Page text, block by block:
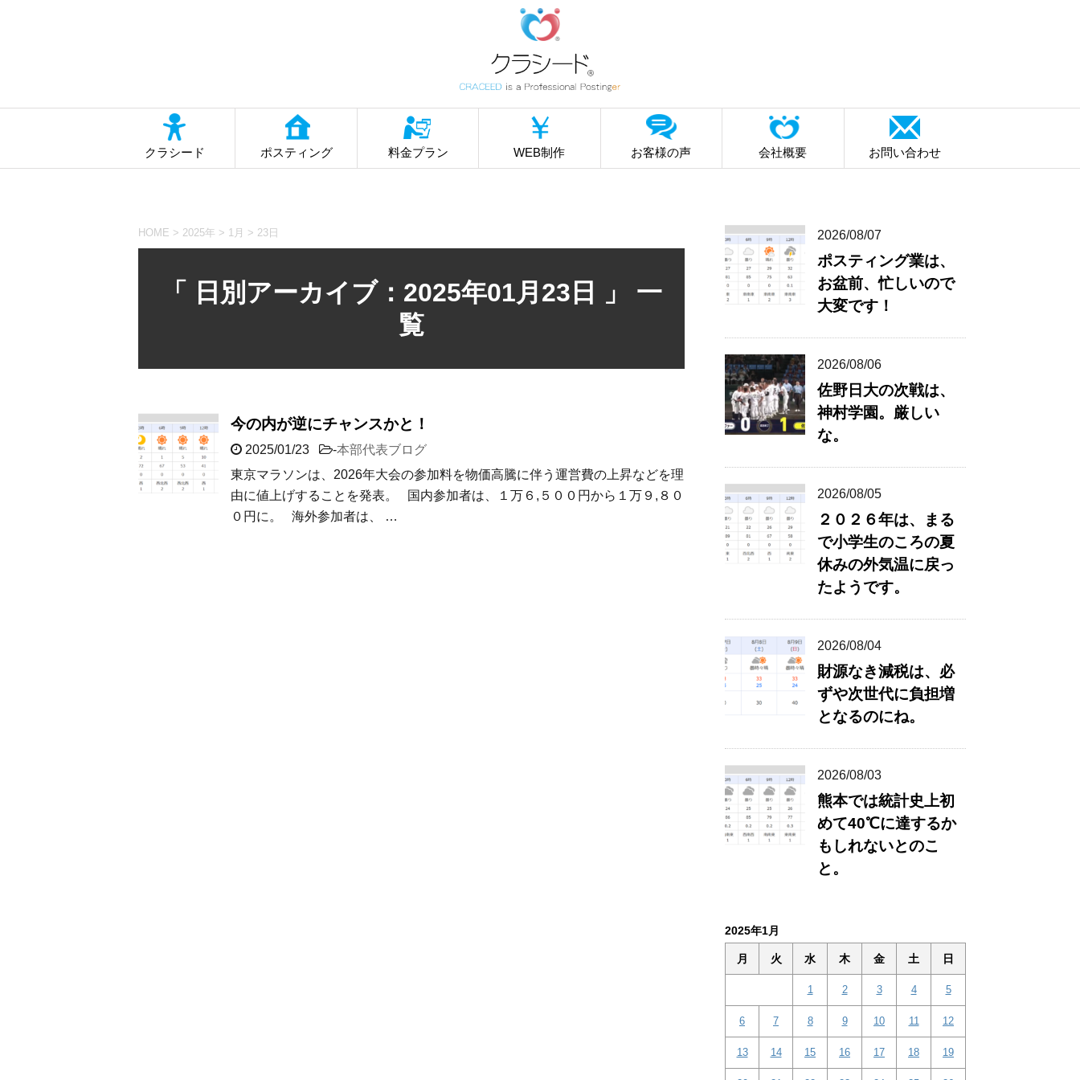
クラシード ポスティング 料金プラン WEB制作 お客様の声 会社概要 お問い合わせ
HOME > 2025年 > 1月 > 23日
「 日別アーカイブ：2025年01月23日 」 一
覧
今の内が逆にチャンスかと！
2025/01/23 -本部代表ブログ
東京マラソンは、2026年大会の参加料を物価高騰に伴う運営費の上昇などを理
由に値上げすることを発表。 国内参加者は、１万６,５００円から１万９,８０
０円に。 海外参加者は、 …
2026/08/07
ポスティング業は、
お盆前、忙しいので
大変です！
2026/08/06
佐野日大の次戦は、
神村学園。厳しい
な。
2026/08/05
２０２６年は、まる
で小学生のころの夏
休みの外気温に戻っ
たようです。
2026/08/04
財源なき減税は、必
ずや次世代に負担増
となるのにね。
2026/08/03
熊本では統計史上初
めて40℃に達するか
もしれないとのこ
と。
2025年1月
月 火 水 木 金 土 日
1 2 3 4 5
6 7 8 9 10 11 12
13 14 15 16 17 18 19